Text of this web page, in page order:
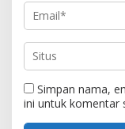
Simpan nama,
ini untuk komentar